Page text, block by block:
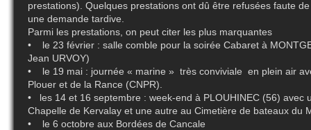
prestations). Quelques prestations ont dû être refusées faute
une demande tardive.
Parmi les prestations, on peut citer les plus marquantes
• le 23 février : salle comble pour la soirée Cabaret à
Jean URVOY)
• le 19 mai : journée « marine » très conviviale en plein air
Plouer et de la Rance (CNPR).
• les 14 et 16 septembre : week-end à PLOUHINEC (56) avec
Chapelle de Kervalay et une autre au Cimetière de bateaux du
• le 6 octobre aux Bordées de Cancale